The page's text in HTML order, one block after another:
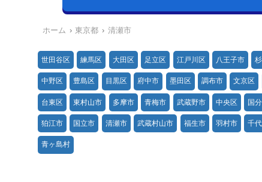
ホーム 東京都 清瀬市
世田谷区 練馬区 大田区 足立区 江戸川区 八王子市
中野区 豊島区 目黒区 府中市 墨田区 調布市 文京区
台東区 東村山市 多摩市 青梅市 武蔵野市 中央区 国
狛江市 国立市 清瀬市 武蔵村山市 福生市 羽村市 千
青ヶ島村